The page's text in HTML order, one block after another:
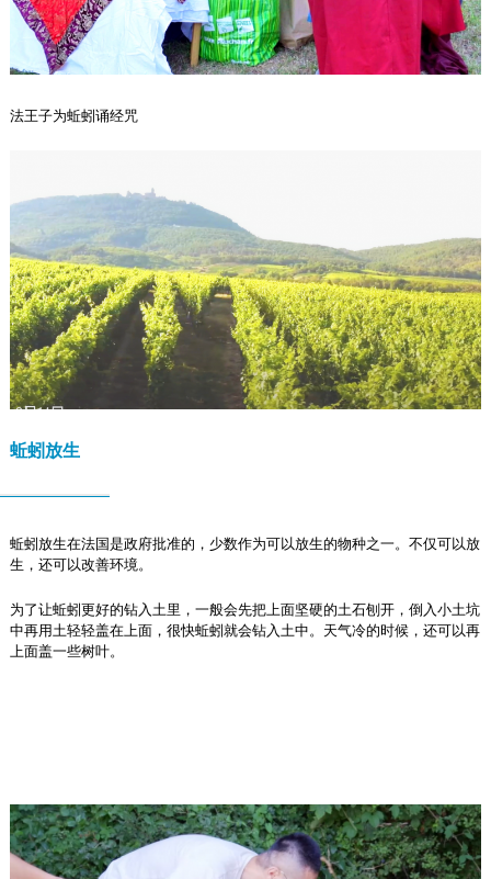
法王子为蚯蚓诵经咒
蚯蚓放生
蚯蚓放生在法国是政府批准的，少数作为可以放生的物种之一。不仅可以放
生，还可以改善环境。
为了让蚯蚓更好的钻入土里，一般会先把上面坚硬的土石刨开，倒入小土坑
中再用土轻轻盖在上面，很快蚯蚓就会钻入土中。天气冷的时候，还可以再
上面盖一些树叶。